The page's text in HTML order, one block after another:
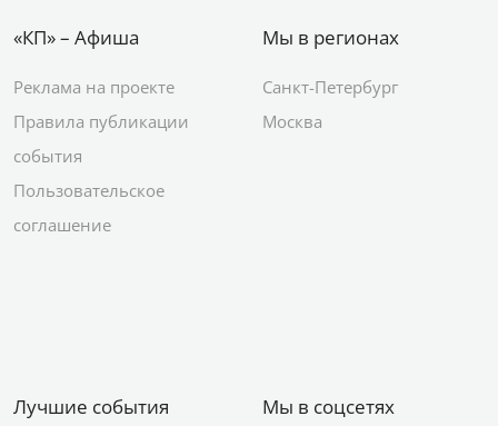
«КП» – Афиша
Реклама на проекте
Правила публикации
события
Пользовательское
соглашение
Мы в регионах
Санкт-Петербург
Москва
Лучшие события Мы в соцсетях